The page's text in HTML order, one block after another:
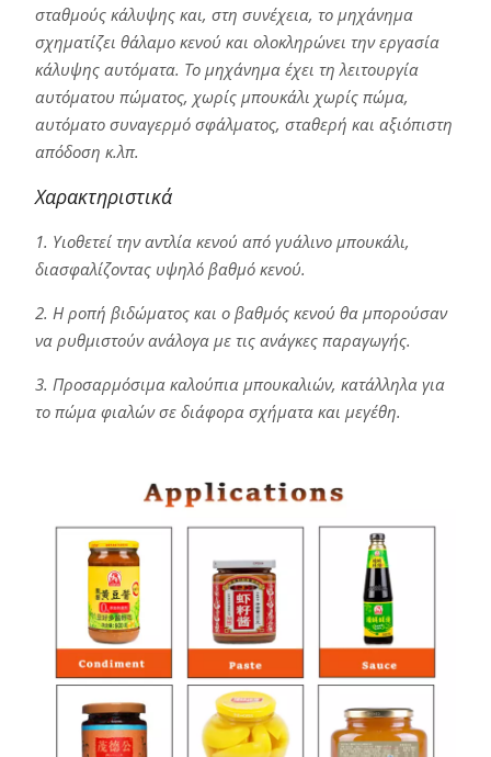
σταθμούς κάλυψης και, στη συνέχεια, το μηχάνημα
σχηματίζει θάλαμο κενού και ολοκληρώνει την εργασία
κάλυψης αυτόματα. Το μηχάνημα έχει τη λειτουργία
αυτόματου πώματος, χωρίς μπουκάλι χωρίς πώμα,
αυτόματο συναγερμό σφάλματος, σταθερή και αξιόπιστη
απόδοση κ.λπ.
Χαρακτηριστικά
1. Υιοθετεί την αντλία κενού από γυάλινο μπουκάλι,
διασφαλίζοντας υψηλό βαθμό κενού.
2. Η ροπή βιδώματος και ο βαθμός κενού θα μπορούσαν
να ρυθμιστούν ανάλογα με τις ανάγκες παραγωγής.
3. Προσαρμόσιμα καλούπια μπουκαλιών, κατάλληλα για
το πώμα φιαλών σε διάφορα σχήματα και μεγέθη.